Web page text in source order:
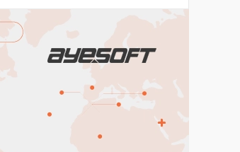
SPORLA BULUŞTURUYOR